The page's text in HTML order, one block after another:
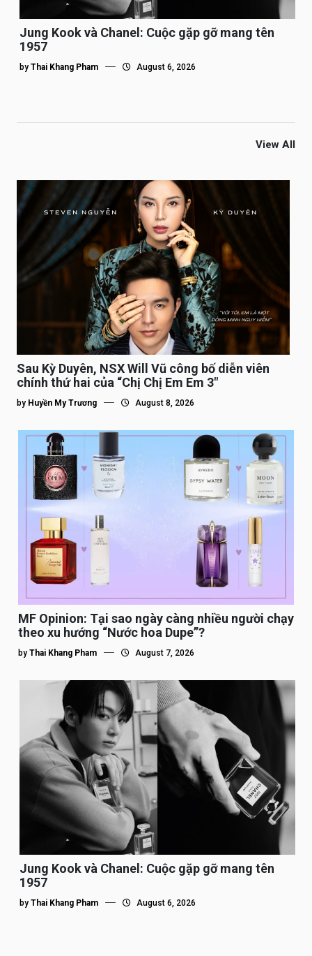
Jung Kook và Chanel: Cuộc gặp gỡ mang tên
1957
by Thai Khang Pham August 6, 2026
View All
Sau Kỳ Duyên, NSX Will Vũ công bố diễn viên
chính thứ hai của “Chị Chị Em Em 3″
by Huyền My Trương August 8, 2026
MF Opinion: Tại sao ngày càng nhiều người chạy
theo xu hướng “Nước hoa Dupe”?
by Thai Khang Pham August 7, 2026
Jung Kook và Chanel: Cuộc gặp gỡ mang tên
1957
by Thai Khang Pham August 6, 2026